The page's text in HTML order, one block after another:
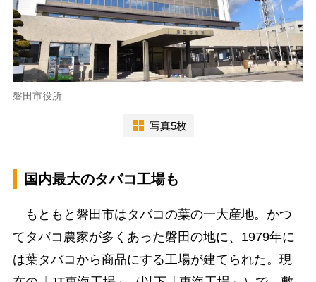
磐田市役所
写真5枚
国内最大のタバコ工場も
もともと磐田市はタバコの葉の一大産地。かつ
てタバコ農家が多くあった磐田の地に、1979年に
は葉タバコから商品にする工場が建てられた。現